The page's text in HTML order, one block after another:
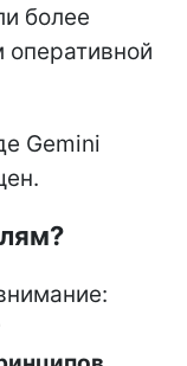
более
Gemini